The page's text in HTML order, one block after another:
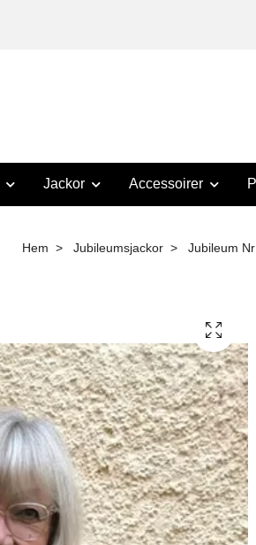
Jackor Accessoirer
Hem Jubileumsjackor Jubileum